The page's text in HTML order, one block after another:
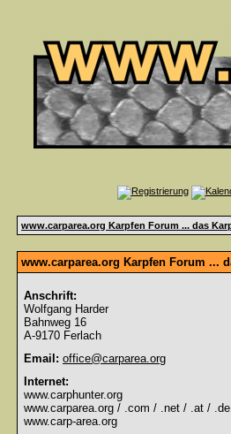
www.carparea.org Karpfen Forum ... das
www.carparea.org Karpfen Forum ...
Anschrift:
Wolfgang Harder
Bahnweg 16
A-9170 Ferlach
Email: office@carparea.org
Internet:
www.carphunter.org
www.carparea.org / .com / .net / .at /
www.carp-area.org